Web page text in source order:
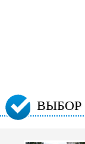
ВЫБОР